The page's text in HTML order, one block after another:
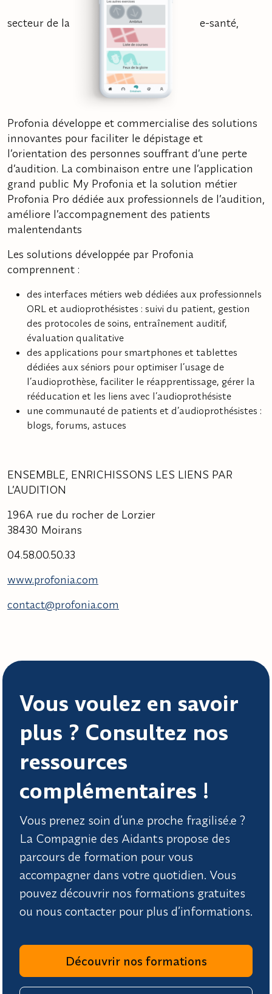
secteur de la e-santé,
Profonia développe et commercialise des solutions
innovantes pour faciliter le dépistage et
l’orientation des personnes souffrant d’une perte
d’audition. La combinaison entre une l’application
grand public My Profonia et la solution métier
Profonia Pro dédiée aux professionnels de l’audition,
améliore l’accompagnement des patients
malentendants
Les solutions développée par Profonia
comprennent :
des interfaces métiers web dédiées aux professionnels
ORL et audioprothésistes : suivi du patient, gestion
des protocoles de soins, entraînement auditif,
évaluation qualitative
des applications pour smartphones et tablettes
dédiées aux séniors pour optimiser l’usage de
l’audioprothèse, faciliter le réapprentissage, gérer la
rééducation et les liens avec l’audioprothésiste
une communauté de patients et d’audioprothésistes :
blogs, forums, astuces
ENSEMBLE, ENRICHISSONS LES LIENS PAR
L’AUDITION
196A rue du rocher de Lorzier
38430 Moirans
04.58.00.50.33
www.profonia.com
contact@profonia.com
Vous voulez en savoir
plus ? Consultez nos
ressources
complémentaires !
Vous prenez soin d’un.e proche fragilisé.e ?
La Compagnie des Aidants propose des
parcours de formation pour vous
accompagner dans votre quotidien. Vous
pouvez découvrir nos formations gratuites
ou nous contacter pour plus d’informations.
Découvrir nos formations